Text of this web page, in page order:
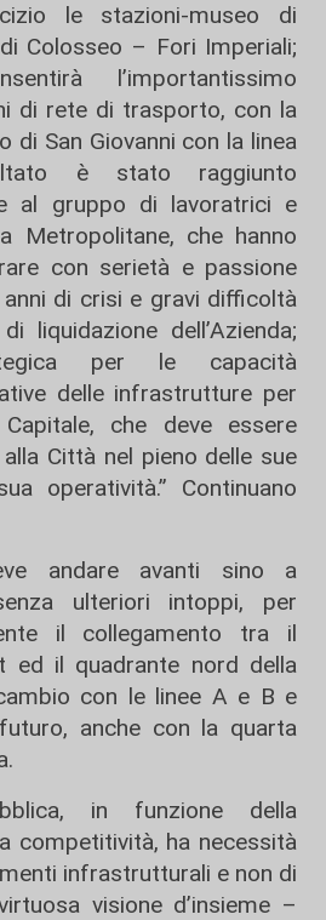
le stazioni-museo di
Colosseo – Fori Imperiali;
l’importantissimo
di rete di trasporto, con la
di San Giovanni con la linea
è stato raggiunto
al gruppo di lavoratrici e
Metropolitane, che hanno
con serietà e passione
di crisi e gravi difficoltà
liquidazione dell’Azienda;
per le capacità
delle infrastrutture per
che deve essere
Città nel pieno delle sue
operatività.” Continuano
andare avanti sino a
ulteriori intoppi, per
il collegamento tra il
ed il quadrante nord della
con le linee A e B e
anche con la quarta
in funzione della
competitività, ha necessità
infrastrutturali e non di
visione d’insieme –